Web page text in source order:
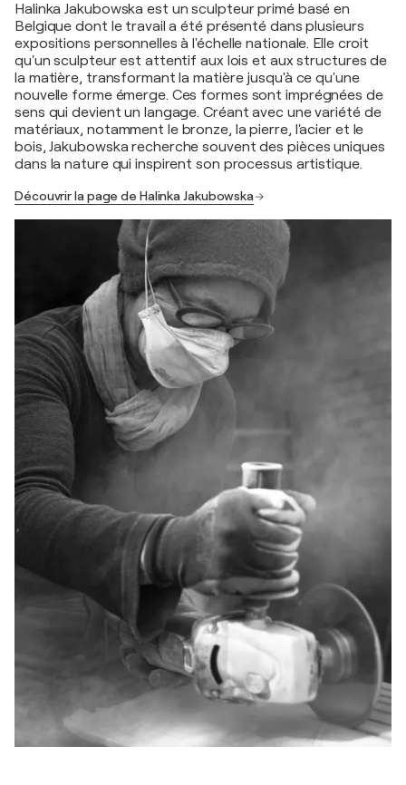
Halinka Jakubowska est un sculpteur primé basé en
Belgique dont le travail a été présenté dans plusieurs
expositions personnelles à l'échelle nationale. Elle croit
qu'un sculpteur est attentif aux lois et aux structures de
la matière, transformant la matière jusqu'à ce qu'une
nouvelle forme émerge. Ces formes sont imprégnées de
sens qui devient un langage. Créant avec une variété de
matériaux, notamment le bronze, la pierre, l'acier et le
bois, Jakubowska recherche souvent des pièces uniques
dans la nature qui inspirent son processus artistique.
Découvrir la page de Halinka Jakubowska